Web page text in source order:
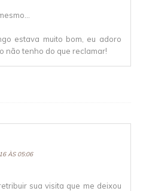
estava muito bom, eu adoro
não tenho do que reclamar!
ÀS 05:06
sua visita que me deixou